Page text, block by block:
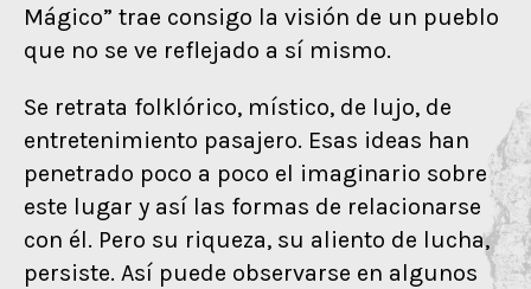
Mágico” trae consigo la visión de un pueblo
que no se ve reflejado a sí mismo.
Se retrata folklórico, místico, de lujo, de
entretenimiento pasajero. Esas ideas han
penetrado poco a poco el imaginario sobre
este lugar y así las formas de relacionarse
con él. Pero su riqueza, su aliento de lucha,
persiste. Así puede observarse en algunos